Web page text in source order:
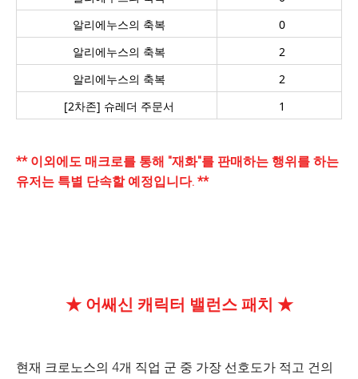
알리에누스의 축복
0
알리에누스의 축복
2
알리에누스의 축복
2
[2차존] 슈레더 주문서 1
** 이외에도 매크로를 통해 "재화"를 판매하는 행위를 하는
유저는 특별 단속할 예정입니다. **
★ 어쌔신 캐릭터 밸런스 패치 ★
현재 크로노스의 4개 직업 군 중 가장 선호도가 적고 건의